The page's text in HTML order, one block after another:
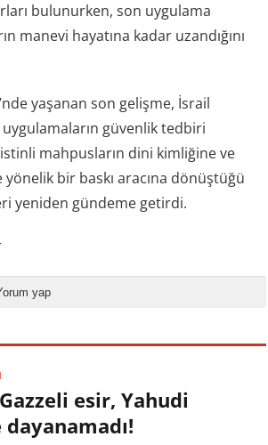
bulunurken, son uygulama
manevi hayatına kadar uzandığını
yaşanan son gelişme, İsrail
güvenlik tedbiri
mahpusların dini kimliğine ve
bir baskı aracına dönüştüğü
yeniden gündeme getirdi.
yap
esir, Yahudi